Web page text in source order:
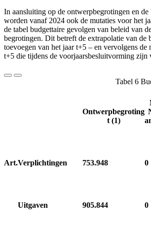
In aansluiting op de ontwerpbegrotingen en de
worden vanaf 2024 ook de mutaties voor het
de tabel budgettaire gevolgen van beleid van
begrotingen. Dit betreft de extrapolatie van de
toevoegen van het jaar t+5 – en vervolgens de
t+5 die tijdens de voorjaarsbesluitvorming zijn
Tabel 6
Ontwerpbegroting
t (1)
Art.Verplichtingen 753.948 0
Uitgaven 905.844 0